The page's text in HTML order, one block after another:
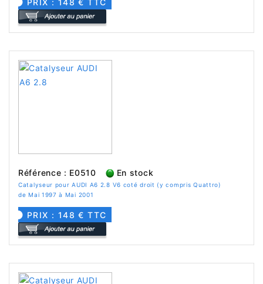
PRIX : 148 € TTC
Référence : E0510 En stock
Catalyseur pour AUDI A6 2.8 V6 coté droit (y compris Quattro)
de Mai 1997 à Mai 2001
PRIX : 148 € TTC